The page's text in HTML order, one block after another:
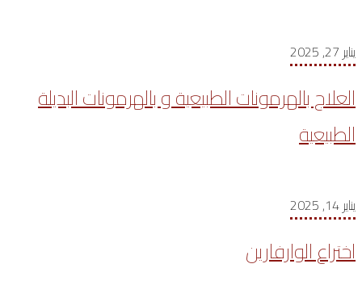
يناير 27, 2025
العلاج بالهرمونات الطبيعية و بالهرمونات البديلة
الطبيعية
يناير 14, 2025
اختراع الوارفارين